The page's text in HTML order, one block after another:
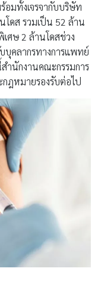
มทั้งเจรจากับบริษัท
โดส รวมเป็น 52 ล้าน
ศษ 2 ล้านโดสช่วง
บุคลากรทางการแพทย์
ำนักงานคณะกรรมการ
กฎหมายรองรับต่อไป